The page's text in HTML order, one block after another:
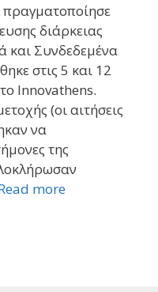
διάρκειας
και Συνδεδεμένα
στις 5 και 12
Innovathens.
(οι αιτήσεις
να
της
more